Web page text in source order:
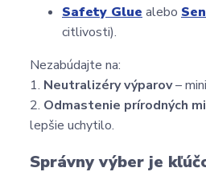
Safety Glue alebo
citlivosti).
Nezabúdajte na:
1. Neutralizéry výparov –
2. Odmastenie prírodných
lepšie uchytilo.
Správny výber je